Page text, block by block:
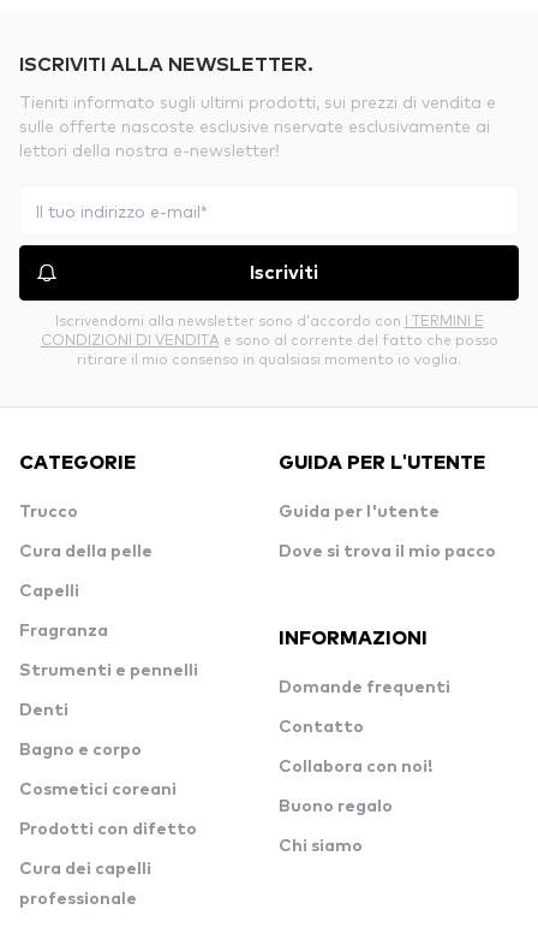
ISCRIVITI ALLA NEWSLETTER.
Tieniti informato sugli ultimi prodotti, sui prezzi di vendita e
sulle offerte nascoste esclusive riservate esclusivamente ai
lettori della nostra e-newsletter!
Iscriviti
Iscrivendomi alla newsletter sono d’accordo con I TERMINI E
CONDIZIONI DI VENDITA e sono al corrente del fatto che posso
ritirare il mio consenso in qualsiasi momento io voglia.
CATEGORIE
Trucco
Cura della pelle
Capelli
Fragranza
Strumenti e pennelli
Denti
Bagno e corpo
Cosmetici coreani
Prodotti con difetto
Cura dei capelli
professionale
GUIDA PER L'UTENTE
Guida per l'utente
Dove si trova il mio pacco
INFORMAZIONI
Domande frequenti
Contatto
Collabora con noi!
Buono regalo
Chi siamo